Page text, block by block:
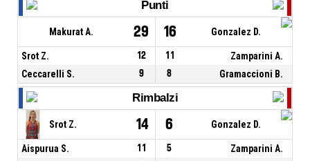
Punti
Makurat A. 29 16 Gonzalez D.
Srot Z. 12 11
Zamparini A.
Ceccarelli S.
9 8 Gramaccioni B.
Rimbalzi
Srot Z. 14 6 Gonzalez D.
Aispurua S. 11 5
Zamparini A.